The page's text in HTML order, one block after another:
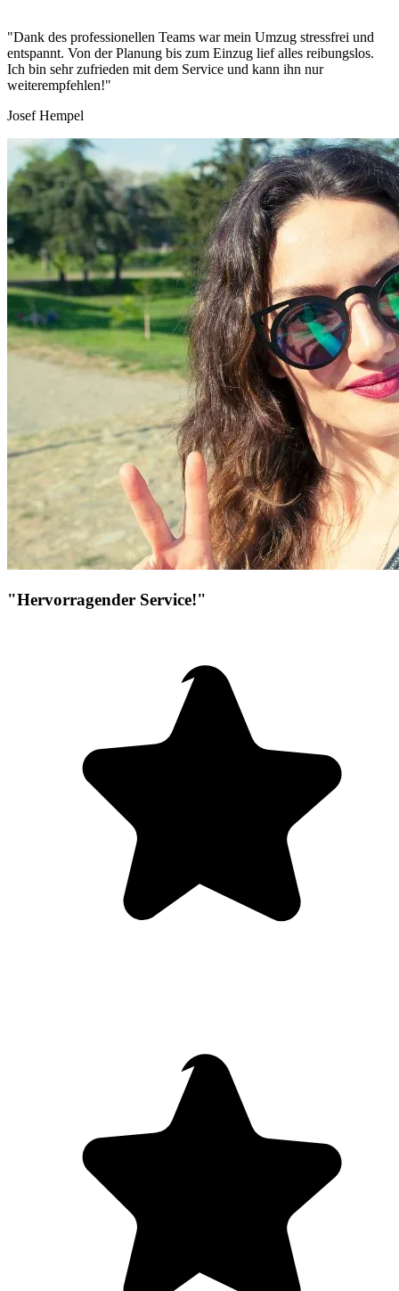
"Dank des professionellen Teams war mein Umzug stressfrei und
entspannt. Von der Planung bis zum Einzug lief alles reibungslos.
Ich bin sehr zufrieden mit dem Service und kann ihn nur
weiterempfehlen!"
Josef Hempel
"Hervorragender Service!"